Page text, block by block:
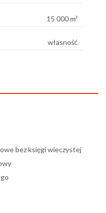
15 000 m²
własność
bez księgi wieczystej